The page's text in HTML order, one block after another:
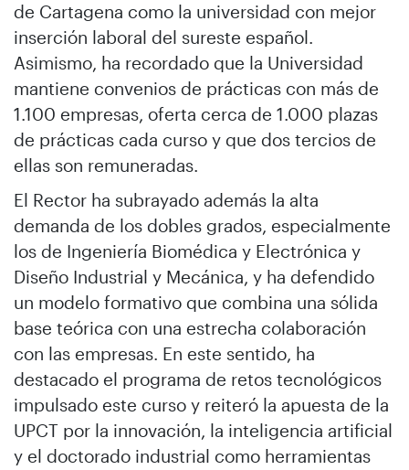
de Cartagena como la universidad con mejor
inserción laboral del sureste español.
Asimismo, ha recordado que la Universidad
mantiene convenios de prácticas con más de
1.100 empresas, oferta cerca de 1.000 plazas
de prácticas cada curso y que dos tercios de
ellas son remuneradas.
El Rector ha subrayado además la alta
demanda de los dobles grados, especialmente
los de Ingeniería Biomédica y Electrónica y
Diseño Industrial y Mecánica, y ha defendido
un modelo formativo que combina una sólida
base teórica con una estrecha colaboración
con las empresas. En este sentido, ha
destacado el programa de retos tecnológicos
impulsado este curso y reiteró la apuesta de la
UPCT por la innovación, la inteligencia artificial
y el doctorado industrial como herramientas